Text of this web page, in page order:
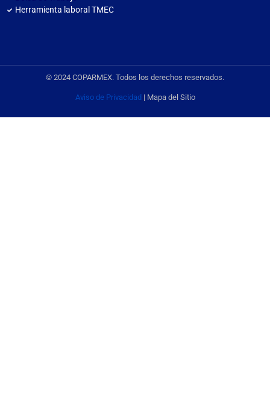
Herramienta laboral TMEC
© 2024 COPARMEX. Todos los derechos reservados.
Aviso de Privacidad| Mapa del Sitio